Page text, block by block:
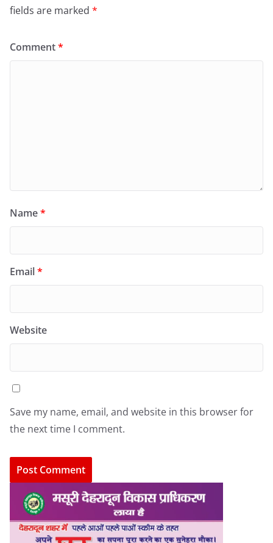
fields are marked *
Comment*
Name*
Email*
Website
Save my name, email, and website in this browser for
the next time I comment.